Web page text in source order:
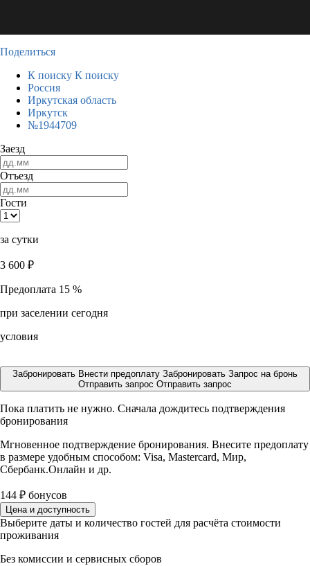
Поделиться
К поиску К поиску
Россия
Иркутская область
Иркутск
№1944709
Заезд
Отъезд
Гости
за сутки
3 600 ₽
Предоплата 15 %
при заселении сегодня
условия
Забронировать Внести предоплату Забронировать Запрос на бронь
Отправить запрос Отправить запрос
Пока платить не нужно. Сначала дождитесь подтверждения
бронирования
Мгновенное подтверждение бронирования. Внесите предоплату
в размере удобным способом: Visa, Mastercard, Мир,
Сбербанк.Онлайн и др.
144 ₽ бонусов
Цена и доступность
Выберите даты и количество гостей для расчёта стоимости
проживания
Без комиссии и сервисных сборов